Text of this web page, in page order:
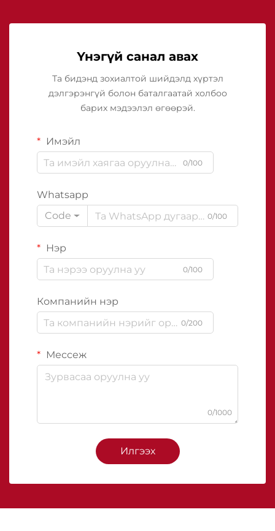
Үнэгүй санал авах
Та бидэнд зохиалтой шийдэлд хүртэл
дэлгэрэнгүй болон баталгаатай холбоо
барих мэдээлэл өгөөрэй.
Имэйл
0/100
Whatsapp
Code
0/100
Нэр
0/100
Компанийн нэр
0/200
Мессеж
0/1000
Илгээх